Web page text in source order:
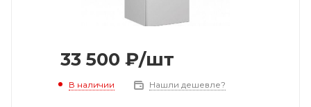
33 500 ₽/шт
В наличии Нашли дешевле?